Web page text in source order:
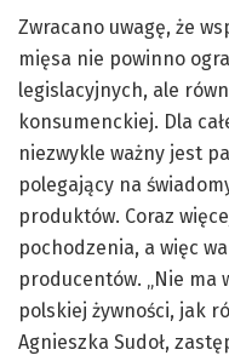
Zwracano uwagę, że
mięsa nie powinno
legislacyjnych, ale
konsumenckiej. Dla
niezwykle ważny jest
polegający na
produktów. Coraz
pochodzenia, a więc
producentów. „Nie ma
polskiej żywności, jak
Agnieszka Sudoł,